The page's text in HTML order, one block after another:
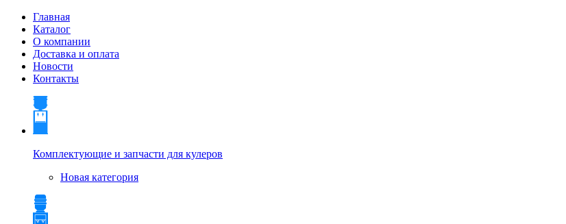
Главная
Каталог
О компании
Доставка и оплата
Новости
Контакты
Комплектующие и запчасти для кулеров
Новая категория